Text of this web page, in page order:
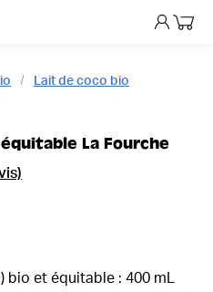
Mon
Lait de coco bio
La Fourche
bio et équitable : 400 mL